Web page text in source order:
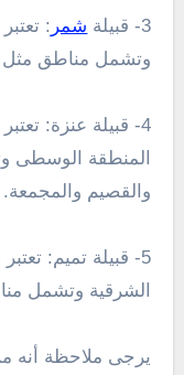
3- قبيلة شمر : تعتبر
وتشمل مناطق مثل
4- قبيلة عنزة:
المنطقة الوسطى
والقصيم والمجمعة.
5- قبيلة تميم:
الشرقية وتشمل
يرجى ملاحظة أنه